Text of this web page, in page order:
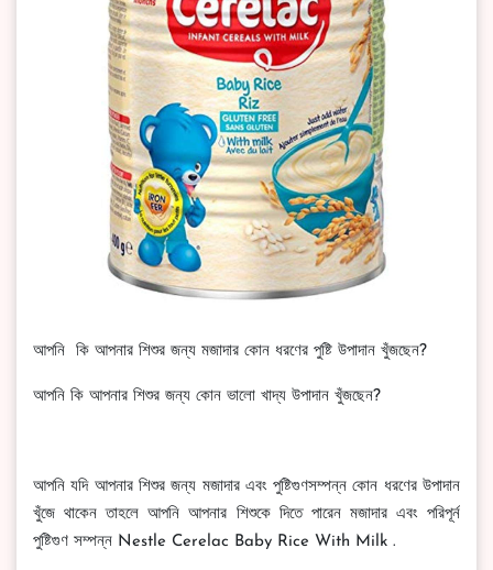
আপনি কি আপনার শিশুর জন্য মজাদার কোন ধরণের পুষ্টি উপাদান খুঁজছেন?
আপনি কি আপনার শিশুর জন্য কোন ভালো খাদ্য উপাদান খুঁজছেন?
আপনি যদি আপনার শিশুর জন্য মজাদার এবং পুষ্টিগুণসম্পন্ন কোন ধরণের উপাদান
খুঁজে থাকেন তাহলে আপনি আপনার শিশুকে দিতে পারেন মজাদার এবং পরিপূর্ন
পুষ্টিগুণ সম্পন্ন Nestle Cerelac Baby Rice With Milk .